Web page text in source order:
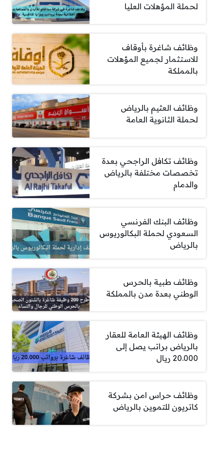
لحملة المؤهلات العليا
وظائف شاغرة بأوقاف
للاستثمار لجميع المؤهلات
بالمملكة
وظائف العثيم بالرياض
لحملة الثانوية العامة
وظائف تكافل الراجحي بعدة
تخصصات مختلفة بالرياض
والدمام
وظائف البنك الفرنسي
السعودي لحملة البكالوريوس
بالرياض
وظائف طبية بالحرس
الوطني بعدة مدن بالمملكة
وظائف الهيئة العامة للعقار
بالرياض براتب يصل إلى
20.000 ريال
وظائف حراس امن بشركة
كاتريون للتموين بالرياض